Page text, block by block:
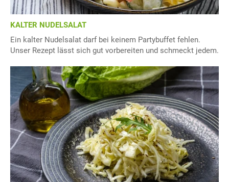
KALTER NUDELSALAT
Ein kalter Nudelsalat darf bei keinem Partybuffet fehlen.
Unser Rezept lässt sich gut vorbereiten und schmeckt jedem.